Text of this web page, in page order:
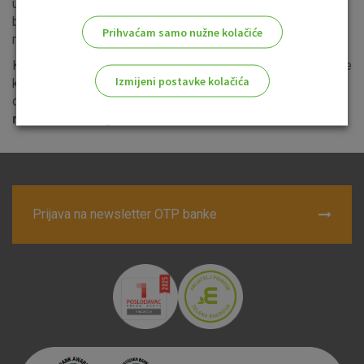
u svim poslovnicama OTP banke te putem
bankarstva
(link).Uslugu internet bankarstva također
možete ugovoriti u bilo kojoj poslovnici OTP banke.
Klijentima koji ulože sredstva u Fond tijekom perioda upisne
kampanje banka će osigurati i uvećanu kamatnu stopu
od maksimalno
2,5% na oročeni depozit u EUR valuti
ročnosti šest mjeseci.
Prijava na newsletter OTP banke
Prihvaćam samo nužne kolačiće
Izmijeni postavke kolačića
Nužni kolačići
Analitički kolačići
Marketinški kolačići
Prihvaćam upotrebu navedenih kolačića